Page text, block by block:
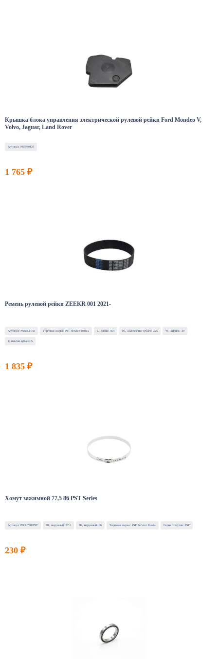
Крышка блока управления электрической рулевой рейки Ford Mondeo V,
Volvo, Jaguar, Land Rover
Артикул: PSEPS0125
1 765 ₽
Ремень рулевой рейки ZEEKR 001 2021-
Артикул: PSBELT043 Торговая марка: PST Service Russia L, длина: 450 N1, количество зубьев: 225 W, ширина: 34
F, наклон зубьев: 5
1 835 ₽
Хомут зажимной 77,5 86 PST Series
Артикул: PSCL7786PST D1, наружный: 77.5 D2, наружный: 86 Торговая марка: PST Service Russia Серия хомутов: PST
230 ₽